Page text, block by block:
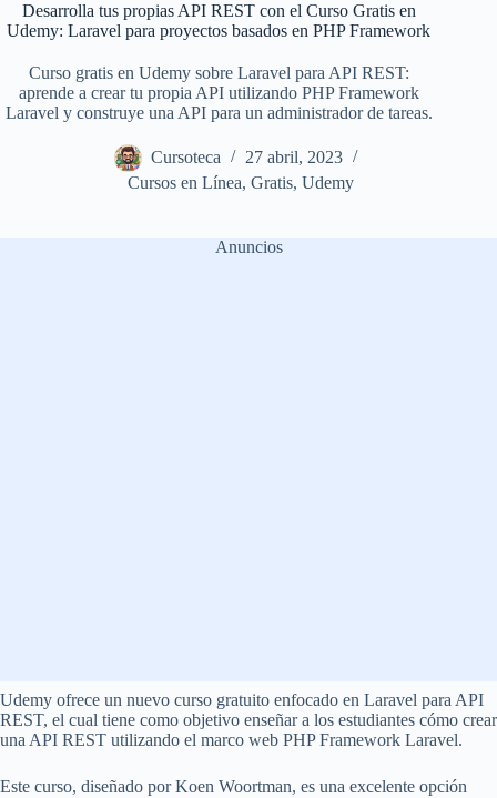
Desarrolla tus propias API REST con el Curso Gratis en
Udemy: Laravel para proyectos basados en PHP Framework
Curso gratis en Udemy sobre Laravel para API REST:
aprende a crear tu propia API utilizando PHP Framework
Laravel y construye una API para un administrador de tareas.
Cursoteca
27 abril, 2023
Cursos en Línea,Gratis,Udemy
Anuncios
Udemy ofrece un nuevo curso gratuito enfocado en Laravel para API
REST, el cual tiene como objetivo enseñar a los estudiantes cómo crear
una API REST utilizando el marco web PHP Framework Laravel.
Este curso, diseñado por Koen Woortman, es una excelente opción